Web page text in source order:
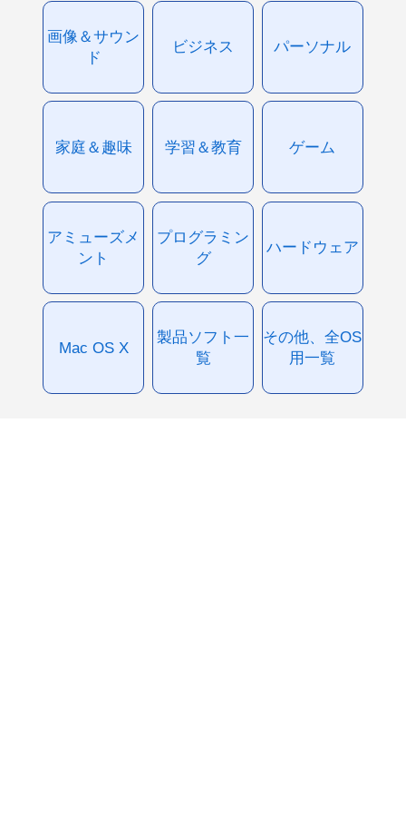
画像＆サウン
ド
ビジネス パーソナル
家庭＆趣味 学習＆教育 ゲーム
アミューズメ
ント
プログラミン
グ
ハードウェア
Mac OS X
製品ソフト一
覧
その他、全OS
用一覧